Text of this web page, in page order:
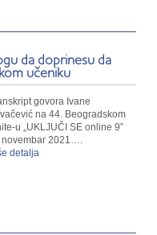
da doprinesu da
učeniku
govora Ivane
na 44. Beogradskom
u „UKLJUČI SE online 9”
novembar 2021….
detalja